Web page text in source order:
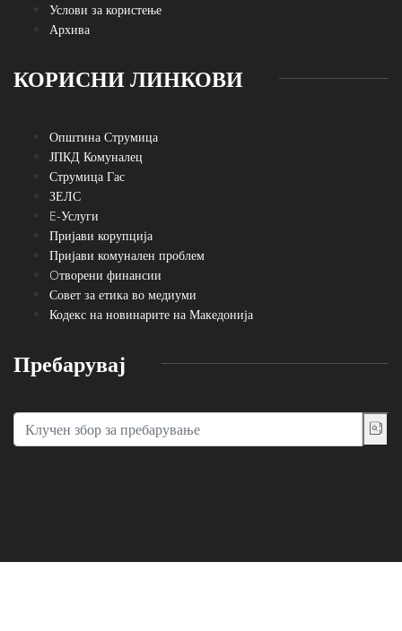
Услови за користење
Архива
КОРИСНИ ЛИНКОВИ
Општина Струмица
ЈПКД Комуналец
Струмица Гас
ЗЕЛС
E-Услуги
Пријави корупција
Пријави комунален проблем
Oтворени финансии
Совет за етика во медиуми
Кодекс на новинарите на Македонија
Пребарувај